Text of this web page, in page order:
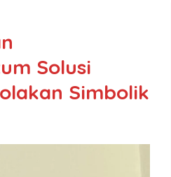
Solusi
Simbolik